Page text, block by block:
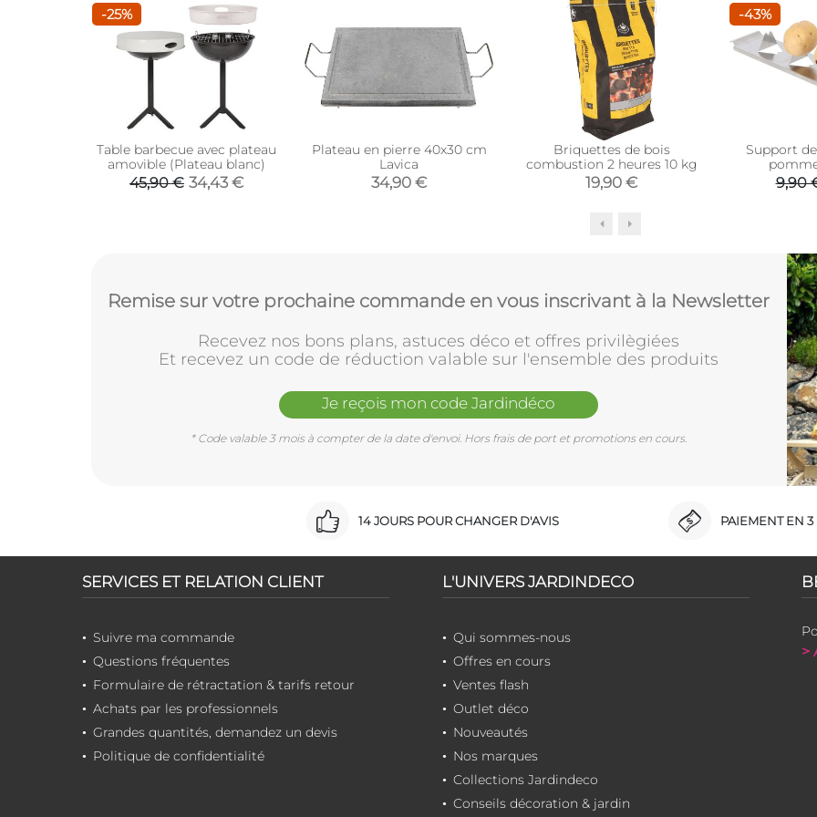
-25%
Table barbecue avec plateau
amovible (Plateau blanc)
45,90 € 34,43 €
Plateau en pierre 40x30 cm
Lavica
34,90 €
Briquettes de bois
combustion 2 heures 10 kg
19,90 €
-43%
Support
9,90
Remise sur votre prochaine commande en vous inscrivant à la Newsletter
Recevez nos bons plans, astuces déco et offres privilègiées
Et recevez un code de réduction valable sur l'ensemble des produits
Je reçois mon code Jardindéco
* Code valable 3 mois à compter de la date d'envoi. Hors frais de port et promotions en cours.
14 JOURS POUR CHANGER D'AVIS PAIEMENT EN 3
SERVICES ET RELATION CLIENT
Suivre ma commande
Questions fréquentes
Formulaire de rétractation & tarifs retour
Achats par les professionnels
Grandes quantités, demandez un devis
Politique de confidentialité
L'UNIVERS JARDINDECO
Qui sommes-nous
Offres en cours
Ventes flash
Outlet déco
Nouveautés
Nos marques
Collections Jardindeco
Conseils décoration & jardin
>